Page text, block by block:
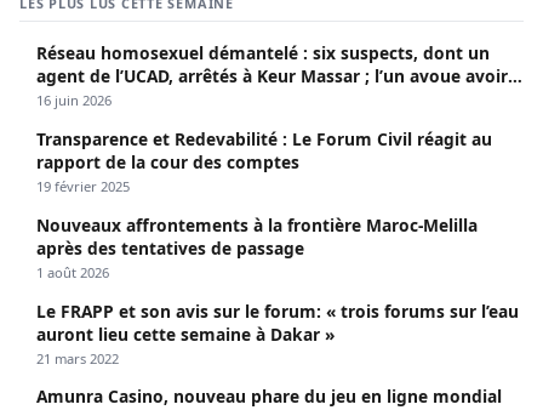
Réseau homosexuel démantelé : six suspects, dont un
agent de l’UCAD, arrêtés à Keur Massar ; l’un avoue avoir
propagé le VIH depuis 2018
16 juin 2026
Transparence et Redevabilité : Le Forum Civil réagit au
rapport de la cour des comptes
19 février 2025
Nouveaux affrontements à la frontière Maroc-Melilla
après des tentatives de passage
1 août 2026
Le FRAPP et son avis sur le forum: « trois forums sur l’eau
auront lieu cette semaine à Dakar »
21 mars 2022
Amunra Casino, nouveau phare du jeu en ligne mondial